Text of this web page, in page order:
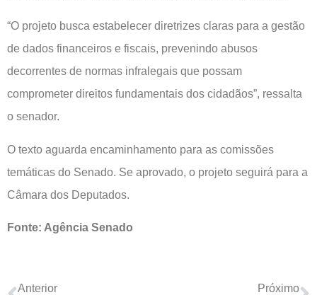
“O projeto busca estabelecer diretrizes claras para a gestão
de dados financeiros e fiscais, prevenindo abusos
decorrentes de normas infralegais que possam
comprometer direitos fundamentais dos cidadãos”, ressalta
o senador.
O texto aguarda encaminhamento para as comissões
temáticas do Senado. Se aprovado, o projeto seguirá para a
Câmara dos Deputados.
Fonte: Agência Senado
Anterior Próximo